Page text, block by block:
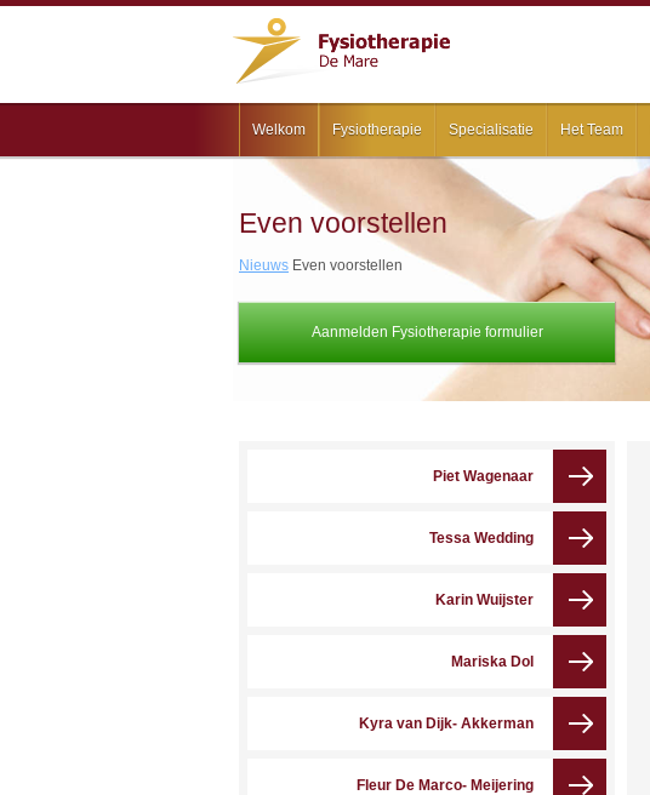
Welkom Fysiotherapie Specialisatie Het Team
Aanmelden Fysiotherapie formulier
Even voorstellen
Nieuws Even voorstellen
Piet Wagenaar
Tessa Wedding
Karin Wuijster
Mariska Dol
Kyra van Dijk- Akkerman
Fleur De Marco- Meijering